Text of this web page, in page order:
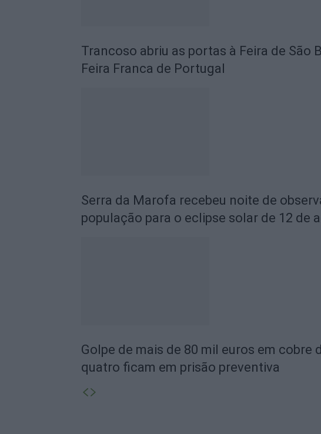
Trancoso abriu as portas à Feira de São
Feira Franca de Portugal
Serra da Marofa recebeu noite de
população para o eclipse solar de 12 de
Golpe de mais de 80 mil euros em cobre
quatro ficam em prisão preventiva